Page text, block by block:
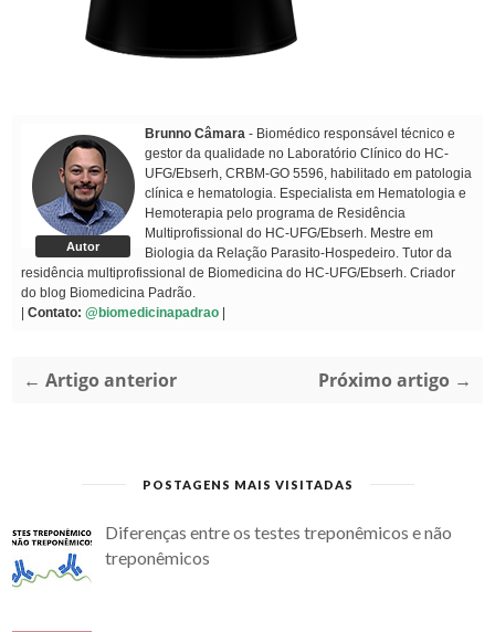
Autor
Brunno Câmara - Biomédico responsável técnico e
gestor da qualidade no Laboratório Clínico do HC-
UFG/Ebserh, CRBM-GO 5596, habilitado em patologia
clínica e hematologia. Especialista em Hematologia e
Hemoterapia pelo programa de Residência
Multiprofissional do HC-UFG/Ebserh. Mestre em
Biologia da Relação Parasito-Hospedeiro. Tutor da
residência multiprofissional de Biomedicina do HC-UFG/Ebserh. Criador
do blog Biomedicina Padrão.
| Contato: @biomedicinapadrao |
← Artigo anterior Próximo artigo →
POSTAGENS MAIS VISITADAS
Diferenças entre os testes treponêmicos e não
treponêmicos